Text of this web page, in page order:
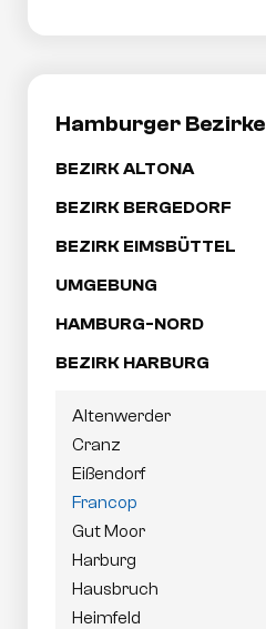
Hamburger Bezirke
überspringen
BEZIRK ALTONA
BEZIRK BERGEDORF
BEZIRK EIMSBÜTTEL
UMGEBUNG
HAMBURG-NORD
BEZIRK HARBURG
Altenwerder
Cranz
Eißendorf
Francop
Gut Moor
Harburg
Hausbruch
Heimfeld